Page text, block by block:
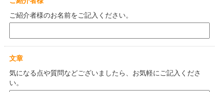
ご紹介者様のお名前をご記入ください。
文章
気になる点や質問などございましたら、お気軽にご記入くださ
い。